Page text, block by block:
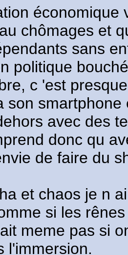
économique
chômages et
sans
politique
c 'est
son
avec des
donc qu
de faire du
et chaos je n
si les
meme pas si
l'immersion.